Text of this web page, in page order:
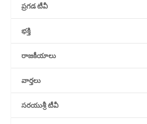
ప్రగడ టీవీ
భక్తి
రాజకీయాలు
వార్తలు
సరయుశ్రీ టీవీ